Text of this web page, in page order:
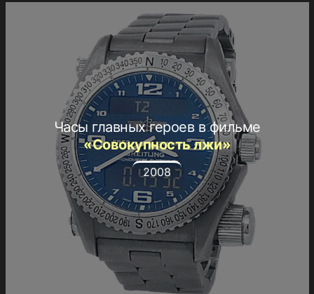
Часы главных героев в фильме
«Совокупность лжи»
2008